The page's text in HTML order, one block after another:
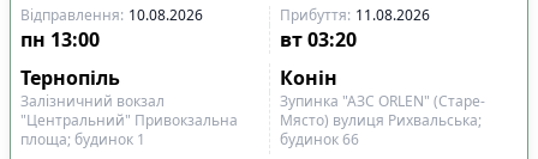
Час прибуття
Спочатку ранні
Спочатку вечірні
Тривалість подорожі
Відправлення: 10.08.2026 Прибуття: 11.08.2026
пн 13:00 вт 03:20
Тернопіль
Конін
Залізничний вокзал
"Центральний" Привокзальна
площа; будинок 1
Зупинка "АЗС ORLEN" (Старе-
Място) вулиця Рихвальська;
будинок 66